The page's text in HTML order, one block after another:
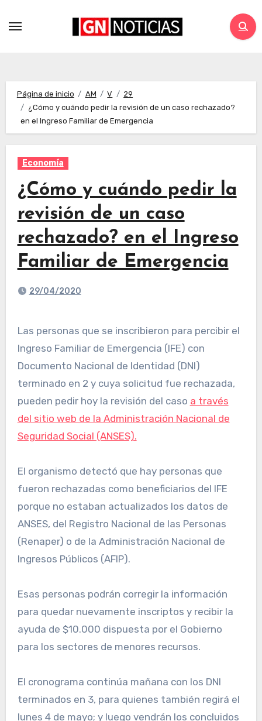
Página de inicio AM V
29
¿Cómo y cuándo pedir la revisión de un caso rechazado?
en el Ingreso Familiar de Emergencia
Economía
¿Cómo y cuándo pedir la
revisión de un caso
rechazado? en el Ingreso
Familiar de Emergencia
29/04/2020
Las personas que se inscribieron para percibir el
Ingreso Familiar de Emergencia (IFE) con
Documento Nacional de Identidad (DNI)
terminado en 2 y cuya solicitud fue rechazada,
pueden pedir hoy la revisión del caso a través
del sitio web de la Administración Nacional de
Seguridad Social (ANSES).
El organismo detectó que hay personas que
fueron rechazadas como beneficiarios del IFE
porque no estaban actualizados los datos de
ANSES, del Registro Nacional de las Personas
(Renaper) o de la Administración Nacional de
Ingresos Públicos (AFIP).
Esas personas podrán corregir la información
para quedar nuevamente inscriptos y recibir la
ayuda de $10.000 dispuesta por el Gobierno
para los sectores de menores recursos.
El cronograma continúa mañana con los DNI
terminados en 3, para quienes también regirá el
lunes 4 de mayo; y luego vendrán los concluidos